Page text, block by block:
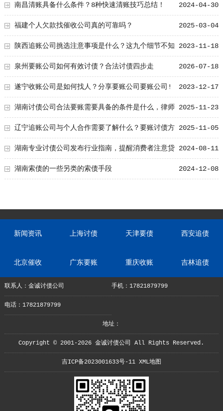
的2个关键动作 2024-04-30
南昌清账具备什么条件？8种快速清账技巧总结！
2025-03-04
福建个人欠款找催收公司真的可靠吗？
2023-11-18
陕西追账公司挑选注意事项是什么？这九个细节不知
道要吃大亏了 2026-07-18
泉州要账公司如何有效讨债？合法讨债四步走
2023-12-17
遂宁收账公司是如何找人？分享要账公司要账公司!
2025-11-23
湖南讨债公司合法要账需要具备的条件是什么，律师
事务所欠款追讨流程及法律要点解析 2025-11-05
辽宁追账公司与个人合作需要了解什么？要账讨债方
案需要注意什么？ 2024-08-11
湖南专业讨债公司发布行业指南，提醒消费者注意贷
款纠纷细节 2024-12-08
湖南索债的一些另类的索债手段
新闻资讯 上海讨债 天津要债 西安追债
北京催收 广东要账 重庆收账 吉林追债
联系人：金诚讨债公司 手机：17821879799
电话：17821879799
地址：
Copyright © 2001-2026 金诚讨债公司 All Rights Reserved.
吉ICP备2023001633号-11 XML地图